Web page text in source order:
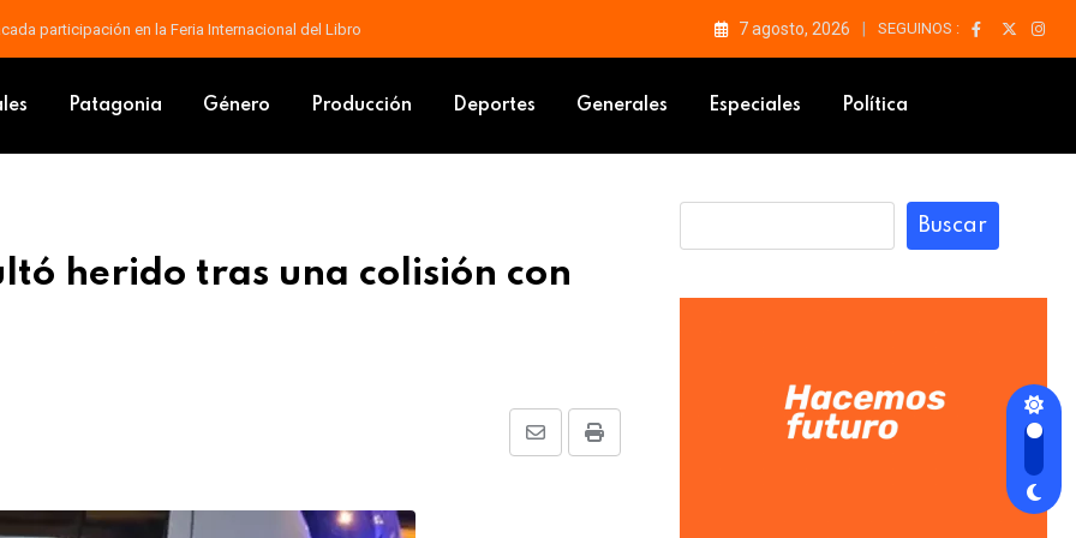
en el cine con “Yo, Narciso” 7 agosto, 2026 SEGUINOS :
Patagonia Género Producción Deportes Generales Especiales Política
herido tras una colisión con
Print
Share
Buscar